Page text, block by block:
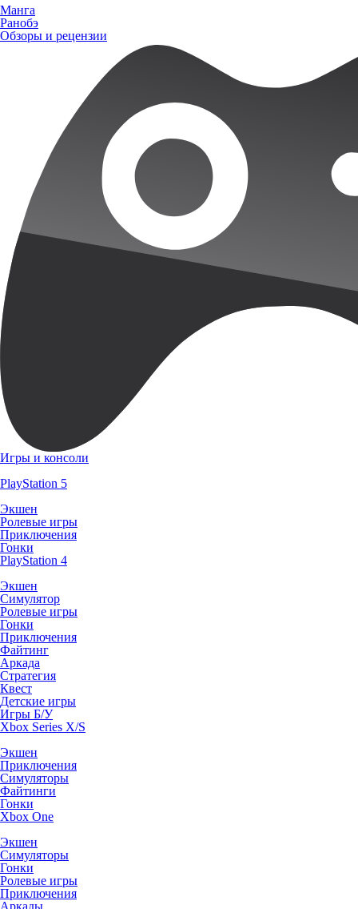
Манга
Ранобэ
Обзоры и рецензии
Игры и консоли
PlayStation 5
Экшен
Ролевые игры
Приключения
Гонки
PlayStation 4
Экшен
Симулятор
Ролевые игры
Гонки
Приключения
Файтинг
Аркада
Стратегия
Квест
Детские игры
Игры Б/У
Xbox Series X/S
Экшен
Приключения
Симуляторы
Файтинги
Гонки
Xbox One
Экшен
Симуляторы
Гонки
Ролевые игры
Приключения
Аркады